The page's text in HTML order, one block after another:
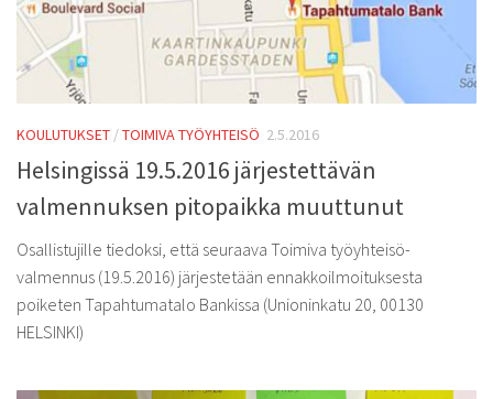
KOULUTUKSET /TOIMIVA TYÖYHTEISÖ 2.5.2016
Helsingissä 19.5.2016 järjestettävän
valmennuksen pitopaikka muuttunut
Osallistujille tiedoksi, että seuraava Toimiva työyhteisö-
valmennus (19.5.2016) järjestetään ennakkoilmoituksesta
poiketen Tapahtumatalo Bankissa (Unioninkatu 20, 00130
HELSINKI)